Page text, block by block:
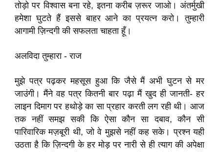
तोड़ो पर विश्वास बना रहे, इतना करीब ज़रूर जाओ। अंतर्मुखी
हमेशा घुटते हैं इससे बाहर आने का प्रयत्न करो। तुम्हारी
आगामी ज़िन्दगी की सफलता चाहता हूँ।
अलविदा तुम्हारा - राज
मुझे पत्र पढ़कर महसूस हुआ कि जैसे मैं अभी घुटन से मर
जाउंगी। मैंने वह पत्र कितनी बार पढ़ा मैं खुद ही जानती- हर
लाइन दिमाग पर हथोड़े का सा प्रहार करती लग रही थी। आज
तक नहीं समझ सकी कि ऐसा कौन सा दबाव, कौन सी
पारिवारिक मज़बूरी थी, जो वे मुझसे नहीं कह सके। प्रश्न यही
उठता है कि ज़िन्दगी के हर मोड़ पर नारी से ही त्याग की अपेक्षा